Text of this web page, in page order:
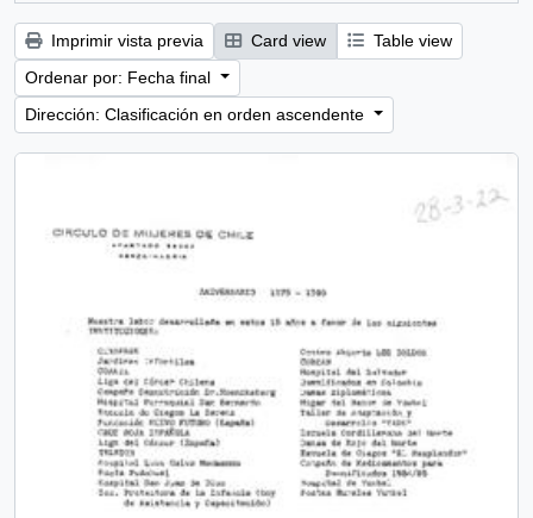
Imprimir vista previa Card view
Table view
Ordenar por: Fecha final
Dirección: Clasificación en orden ascendente